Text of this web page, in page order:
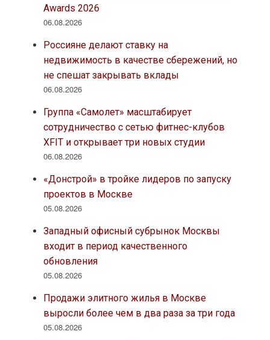
Awards 2026
06.08.2026
Россияне делают ставку на
недвижимость в качестве сбережений, но
не спешат закрывать вклады
06.08.2026
Группа «Самолет» масштабирует
сотрудничество с сетью фитнес-клубов
XFIT и открывает три новых студии
06.08.2026
«Донстрой» в тройке лидеров по запуску
проектов в Москве
05.08.2026
Западный офисный субрынок Москвы
входит в период качественного
обновления
05.08.2026
Продажи элитного жилья в Москве
выросли более чем в два раза за три года
05.08.2026